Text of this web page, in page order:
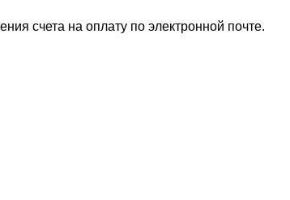
счета на оплату по электронной почте.